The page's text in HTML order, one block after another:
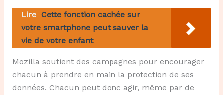
Lire Cette fonction cachée sur
votre smartphone peut sauver la
vie de votre enfant
Mozilla soutient des campagnes pour encourager
chacun à prendre en main la protection de ses
données. Chacun peut donc agir, même par de